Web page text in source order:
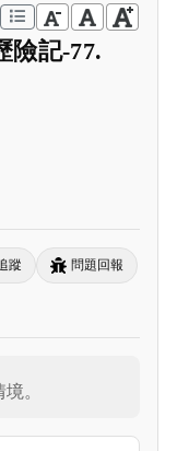
險記-77.
蹤 問題回報
。